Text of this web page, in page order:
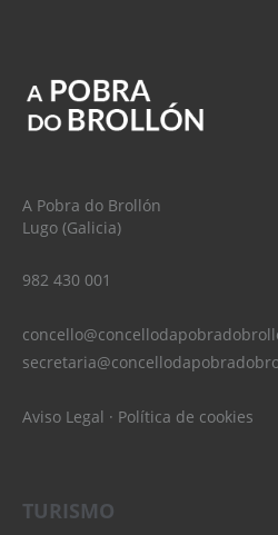
A Pobra do Brollón
Lugo (Galicia)
982 430 001
Aviso Legal · Política de cookies
TURISMO